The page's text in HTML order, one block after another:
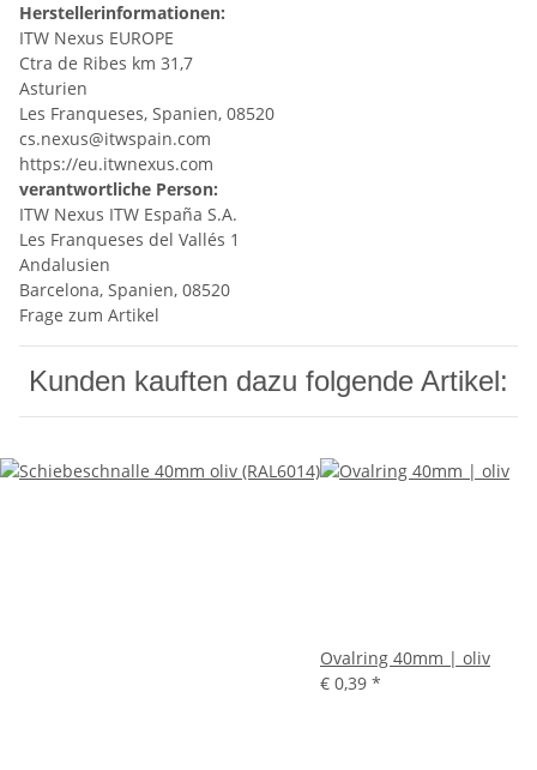
Herstellerinformationen:
ITW Nexus EUROPE
Ctra de Ribes km 31,7
Asturien
Les Franqueses, Spanien, 08520
cs.nexus@itwspain.com
https://eu.itwnexus.com
verantwortliche Person:
ITW Nexus ITW España S.A.
Les Franqueses del Vallés 1
Andalusien
Barcelona, Spanien, 08520
Frage zum Artikel
Kunden kauften dazu folgende Artikel:
Ovalring 40mm | oliv
€ 0,39 *